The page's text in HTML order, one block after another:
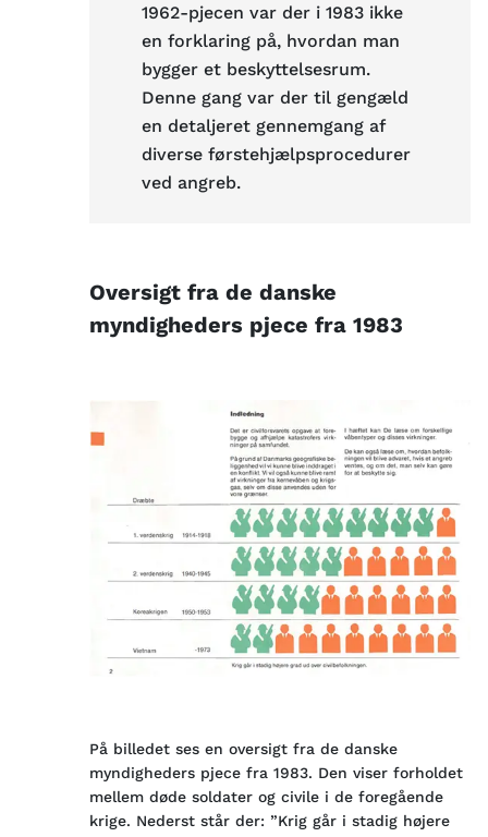
1962-pjecen var der i 1983 ikke
en forklaring på, hvordan man
bygger et beskyttelsesrum.
Denne gang var der til gengæld
en detaljeret gennemgang af
diverse førstehjælpsprocedurer
ved angreb.
Oversigt fra de danske
myndigheders pjece fra 1983
På billedet ses en oversigt fra de danske
myndigheders pjece fra 1983. Den viser forholdet
mellem døde soldater og civile i de foregående
krige. Nederst står der: ”Krig går i stadig højere